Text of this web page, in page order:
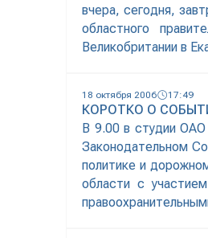
вчера, сегодня,
областного
Великобритании в
18 октября 2006 17:49
КОРОТКО О
В 9.00 в студии ОАО
Законодательном
политике и
области с